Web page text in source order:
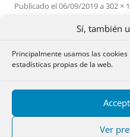
Sí, también
Principalmente usamos las
estadísticas propias de la web.
Ver
Publicado el06/09/2019a 302 ×